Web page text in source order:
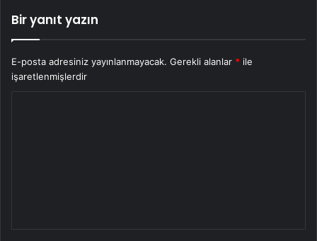
Bir yanıt yazın
E-posta adresiniz yayınlanmayacak. Gerekli alanlar * ile
işaretlenmişlerdir